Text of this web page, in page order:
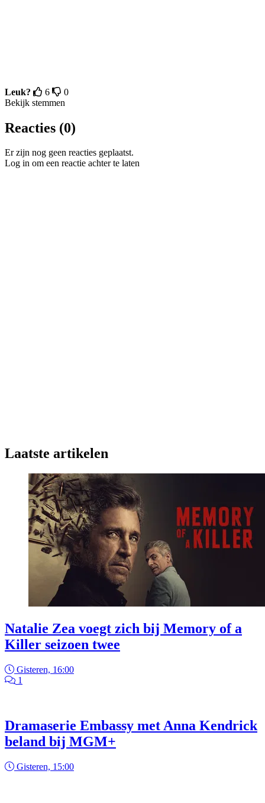
Leuk? 6
0
Bekijk stemmen
Reacties (0)
Er zijn nog geen reacties geplaatst.
Log in om een reactie achter te laten
Laatste artikelen
Natalie Zea voegt zich bij Memory of a
Killer seizoen twee
Gisteren, 16:00
1
Dramaserie Embassy met Anna Kendrick
beland bij MGM+
Gisteren, 15:00